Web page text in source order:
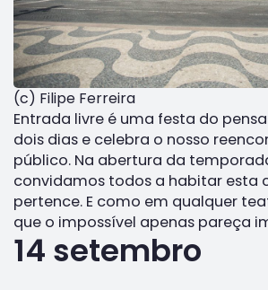
Entrada livre é uma festa do
dois dias e celebra o nosso
público. Na abertura da
convidamos todos a habitar esta
pertence. E como em qualquer
que o impossível apenas pareça
14 setembro
(c) Filipe Ferreira